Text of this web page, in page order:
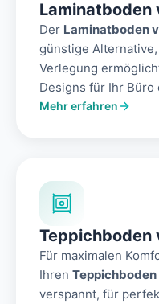
Laminatboden
Der Laminatboden
günstige
Verlegung
Designs für Ihr Büro
Mehr erfahren
Teppichboden
Für maximalen
Ihren
verspannt, für